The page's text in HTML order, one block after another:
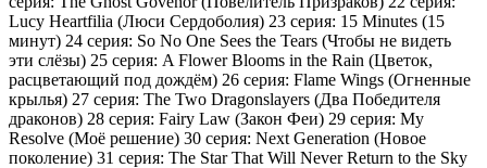
Lucy Heartfilia (Люси Сердоболия) 23 серия: 15 Minutes (15
минут) 24 серия: So No One Sees the Tears (Чтобы не видеть
эти слёзы) 25 серия: A Flower Blooms in the Rain (Цветок,
расцветающий под дождём) 26 серия: Flame Wings (Огненные
крылья) 27 серия: The Two Dragonslayers (Два Победителя
драконов) 28 серия: Fairy Law (Закон Феи) 29 серия: My
Resolve (Моё решение) 30 серия: Next Generation (Новое
поколение) 31 серия: The Star That Will Never Return to the Sky